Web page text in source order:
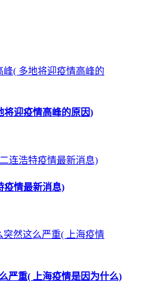
将迎疫情高峰的原因)
疫情最新消息)
严重( 上海疫情是因为什么)